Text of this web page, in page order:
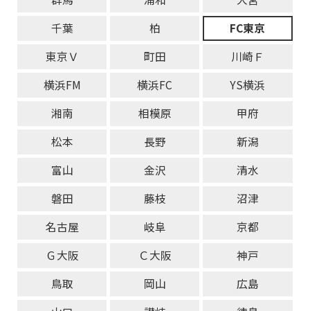
千葉
柏
FC東京
東京Ｖ
町田
川崎Ｆ
横浜FM
横浜FC
YS横浜
湘南
相模原
甲府
松本
長野
新潟
富山
金沢
清水
磐田
藤枝
沼津
名古屋
岐阜
京都
Ｇ大阪
Ｃ大阪
神戸
鳥取
岡山
広島